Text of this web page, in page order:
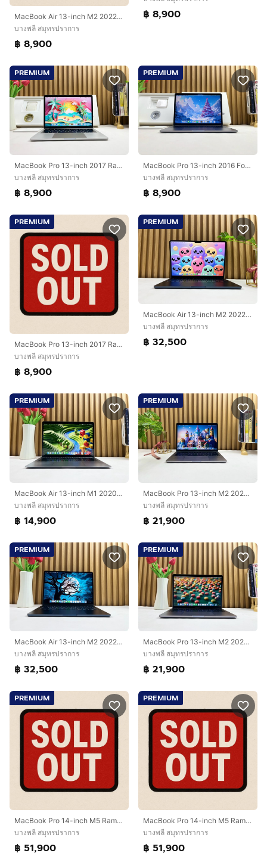
MacBook Air 13-inch M2 2022 Ram16GB SSD256GB Midnight Apple Care 1 September 2026
บางพลี สมุทรปราการ
฿ 8,900
฿ 8,900
PREMIUM
MacBook Pro 13-inch 2017 Ram8GB SSD256GB Silve
บางพลี สมุทรปราการ
฿ 8,900
PREMIUM
MacBook Pro 13-inch 2016 Four Thunderbolt 3Ports Ram8GB SSD256GB SpaceGray
บางพลี สมุทรปราการ
฿ 8,900
PREMIUM
MacBook Pro 13-inch 2017 Ram8GB SSD256GB Two Thunderbolt 3ports SpaceGray
บางพลี สมุทรปราการ
฿ 8,900
PREMIUM
MacBook Air 13-inch M2 2022 Ram16GB SSD1TB Midnight Apple Care + 20 February 2027
บางพลี สมุทรปราการ
฿ 32,500
PREMIUM
MacBook Air 13-inch M1 2020 Ram8GB SSD256GB SpaceGray
บางพลี สมุทรปราการ
฿ 14,900
PREMIUM
MacBook Pro 13-inch M2 2022 Ram8GB SSD512GB Space Gray
บางพลี สมุทรปราการ
฿ 21,900
PREMIUM
MacBook Air 13-inch M2 2022 Ram16GB SSD1TB Midnight Apple Care + 20 February 2027
บางพลี สมุทรปราการ
฿ 32,500
PREMIUM
MacBook Pro 13-inch M2 2022 Ram8GB SSD512GB Space Gray
บางพลี สมุทรปราการ
฿ 21,900
PREMIUM
MacBook Pro 14-inch M5 Ram16GB SSD512GB SpaceBlack Apple Care 16 April 2027
บางพลี สมุทรปราการ
฿ 51,900
PREMIUM
MacBook Pro 14-inch M5 Ram16GB SSD512GB SpaceBlack Apple Care 16 April 2027
บางพลี สมุทรปราการ
฿ 51,900